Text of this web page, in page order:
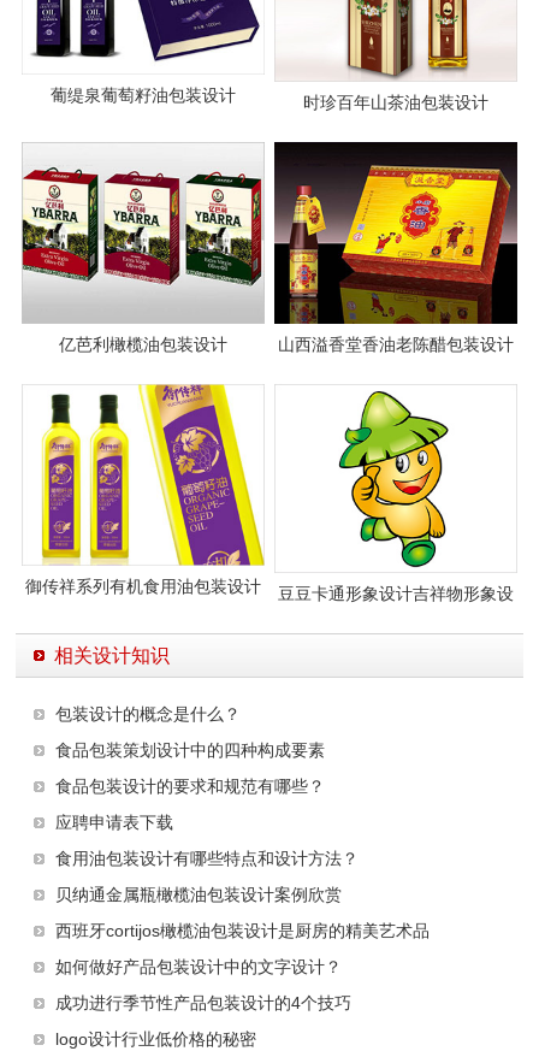
葡缇泉葡萄籽油包装设计 时珍百年山茶油包装设计
亿芭利橄榄油包装设计
山西溢香堂香油老陈醋包装设计
御传祥系列有机食用油包装设计
豆豆卡通形象设计吉祥物形象设
相关设计知识
包装设计的概念是什么？
食品包装策划设计中的四种构成要素
食品包装设计的要求和规范有哪些？
应聘申请表下载
食用油包装设计有哪些特点和设计方法？
贝纳通金属瓶橄榄油包装设计案例欣赏
西班牙cortijos橄榄油包装设计是厨房的精美艺术品
如何做好产品包装设计中的文字设计？
成功进行季节性产品包装设计的4个技巧
logo设计行业低价格的秘密